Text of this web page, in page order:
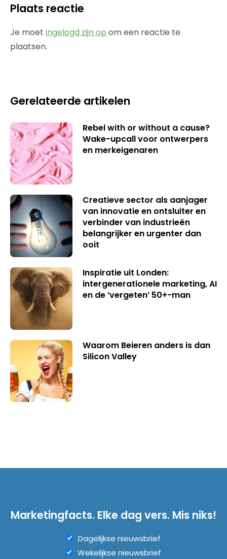
Plaats reactie
Je moet ingelogd zijn op om een reactie te
plaatsen.
Gerelateerde artikelen
Rebel with or without a cause?
Wake-upcall voor ontwerpers
en merkeigenaren
Creatieve sector als aanjager
van innovatie en ontsluiter en
verbinder van industrieën
belangrijker en urgenter dan
ooit
Inspiratie uit Londen:
intergenerationele marketing, AI
en de ‘vergeten’ 50+-man
Waarom Beieren anders is dan
Silicon Valley
Marketingfacts. Elke dag vers. Mis niks!
Dagelijkse nieuwsbrief
Wekelijkse nieuwsbrief